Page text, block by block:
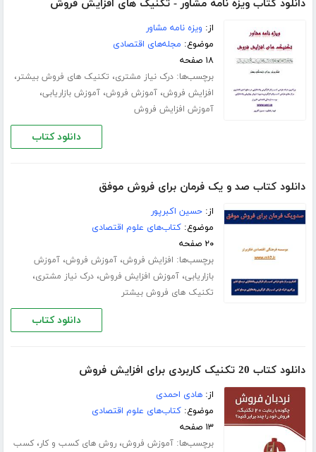
دانلود کتاب ویزه نامه مشاور - تکنیک های افزایش فروش
از: ویزه نامه مشاور
موضوع: مجله‌های اقتصادی
۱۸ صفحه
برچسب‌ها:درک نیاز مشتری، تکنیک های فروش بیشتر،
افزایش فروش،آموزش فروش،آموزش بازاریابی،
آموزش افزایش فروش
دانلود کتاب
دانلود کتاب صد و یک فرمان برای فروش موفق
از:حسین اکبرپور
موضوع:کتاب‌های علوم اقتصادی
۲۰ صفحه
برچسب‌ها: افزایش فروش،آموزش فروش،آموزش
بازاریابی،آموزش افزایش فروش،درک نیاز مشتری،
تکنیک های فروش بیشتر
دانلود کتاب
دانلود کتاب 20 تکنیک کاربردی برای افزایش فروش
از:هادی احمدی
موضوع:کتاب‌های علوم اقتصادی
۱۳ صفحه
برچسب‌ها:آموزش فروش،روش های کسب و کار،کسب